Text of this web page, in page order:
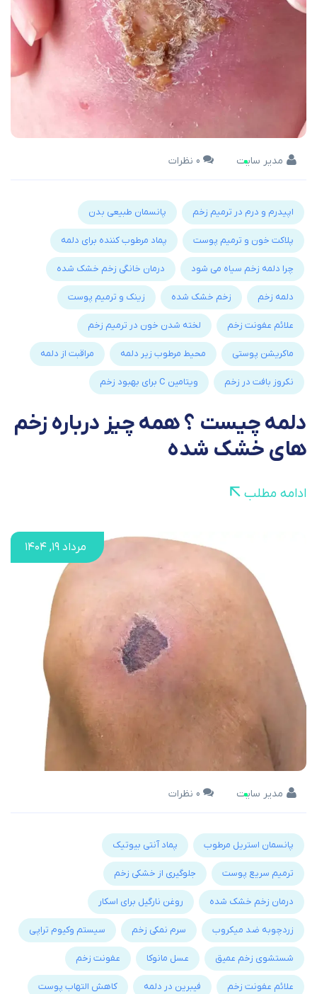
مدیر سایت
اپیدرم و درم در ترمیم زخم پانسمان طبیعی بدن
پلاکت خون و ترمیم پوست پماد مرطوب کننده برای دلمه
چرا دلمه زخم سیاه می شود درمان خانگی زخم خشک شده
دلمه زخم زخم خشک شده زینک و ترمیم پوست
علائم عفونت زخم لخته شدن خون در ترمیم زخم
ماکریشن پوستی محیط مرطوب زیر دلمه مراقبت از دلمه
نکروز بافت در زخم ویتامین C برای بهبود زخم
دلمه چیست ؟ همه چیز درباره زخم
های خشک شده
ادامه مطلب
مرداد ۱۹, ۱۴۰۴
مدیر سایت
پانسمان استریل مرطوب پماد آنتی بیوتیک
ترمیم سریع پوست جلوگیری از خشکی زخم
درمان زخم خشک شده روغن نارگیل برای اسکار
زردچوبه ضد میکروب سرم نمکی زخم سیستم وکیوم تراپی
شستشوی زخم عمیق عسل مانوکا عفونت زخم
علائم عفونت زخم فیبرین در دلمه کاهش التهاب پوست